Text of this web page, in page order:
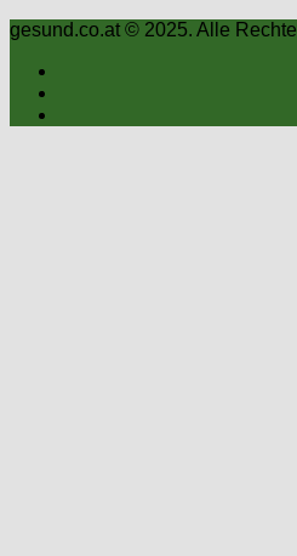
gesund.co.at © 2025. Alle